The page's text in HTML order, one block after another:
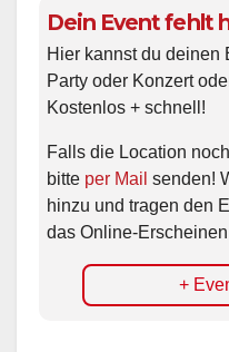
Dein Event fehlt
Hier kannst du deinen
Party oder Konzert
Kostenlos + schnell!
Falls die Location
bitte per Mail senden!
hinzu und tragen den
das Online-
+